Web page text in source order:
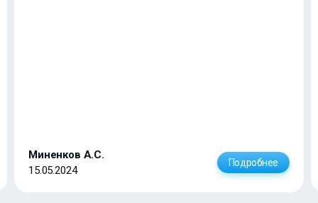
Миненков А.С.
15.05.2024
Подробнее